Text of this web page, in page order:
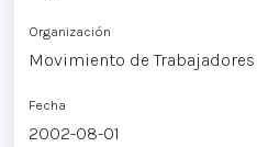
Organización
Movimiento de
Fecha
2002-08-01